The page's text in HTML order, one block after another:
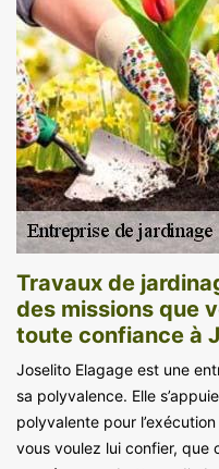
Travaux de
des missions que
toute confiance à
Joselito Elagage est une
sa polyvalence. Elle
polyvalente pour
vous voulez lui confier, que